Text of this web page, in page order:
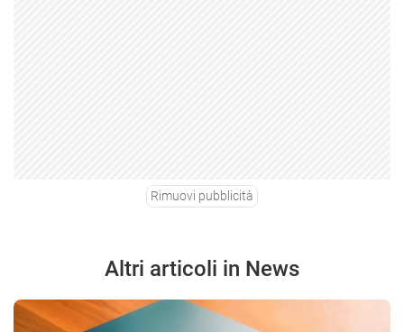
Rimuovi pubblicità
Altri articoli in News